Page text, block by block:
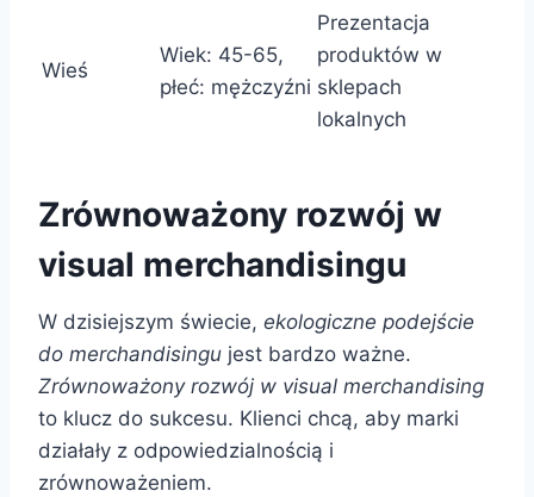
Wieś
Wiek: 45-65,
płeć: mężczyźni
Prezentacja
produktów w
sklepach
lokalnych
Zrównoważony rozwój w
visual merchandisingu
W dzisiejszym świecie, ekologiczne podejście
do merchandisingu jest bardzo ważne.
Zrównoważony rozwój w visual merchandising
to klucz do sukcesu. Klienci chcą, aby marki
działały z odpowiedzialnością i
zrównoważeniem.